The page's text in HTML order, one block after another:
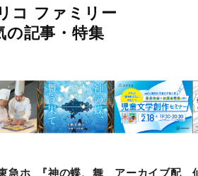
コ ファミリー
の記事・特集
急ホ
『神の蝶、舞
アーカイブ配